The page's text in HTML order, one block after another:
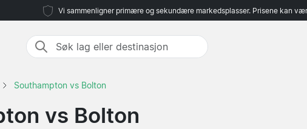
Vi sammenligner primære og sekundære markedsplasser. Prisene kan
Southampton vs Bolton
vs Bolton